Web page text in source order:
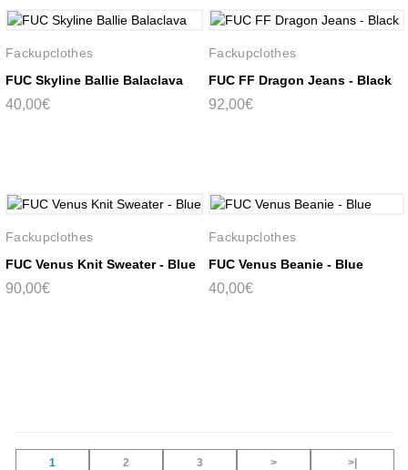
Fackupclothes
FUC Skyline Ballie Balaclava
40,00€
Fackupclothes
FUC FF Dragon Jeans - Black
92,00€
Fackupclothes
FUC Venus Knit Sweater - Blue
90,00€
Fackupclothes
FUC Venus Beanie - Blue
40,00€
1 2 3 > >|